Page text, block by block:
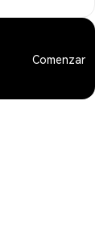
Comenzar